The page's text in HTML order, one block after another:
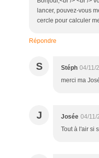
lancer, pouvez-vous
cercle pour calculer
Répondre
S Stéph 04/11/
merci ma
J Josée 04/11/
Tout à l'air si